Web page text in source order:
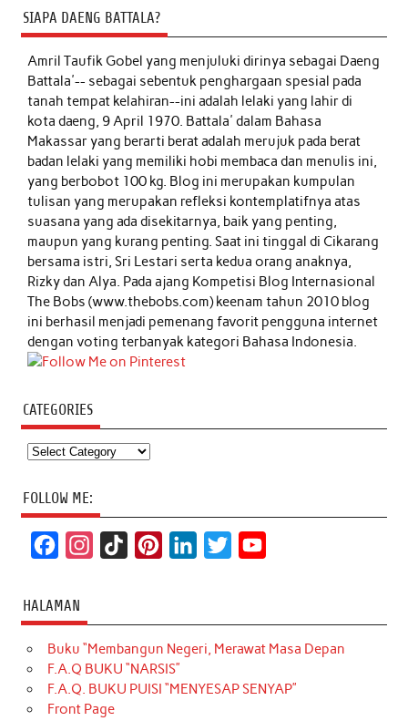
SIAPA DAENG BATTALA?
Amril Taufik Gobelyang menjuluki dirinya sebagai Daeng
Battala'-- sebagai sebentuk penghargaan spesial pada
tanah tempat kelahiran--ini adalah lelaki yang lahir di
kota daeng, 9 April 1970. Battala' dalam Bahasa
Makassar yang berarti berat adalah merujuk pada berat
badan lelaki yang memiliki hobi membaca dan menulis ini,
yang berbobot 100 kg. Blog ini merupakan kumpulan
tulisan yang merupakan refleksi kontemplatifnya atas
suasana yang ada disekitarnya, baik yang penting,
maupun yang kurang penting. Saat ini tinggal di Cikarang
bersama istri, Sri Lestari serta kedua orang anaknya,
Rizky dan Alya. Pada ajang Kompetisi Blog Internasional
The Bobs (www.thebobs.com) keenam tahun 2010 blog
ini berhasil menjadi pemenang favorit pengguna internet
dengan voting terbanyak kategori Bahasa Indonesia.
CATEGORIES
Categories
FOLLOW ME:
c
e
b
o
o
t
a
g
r
T
o
k
t
e
r
k
e
d
t
t
e
T
u
b
HALAMAN
Buku “Membangun Negeri, Merawat Masa Depan
F.A.Q BUKU “NARSIS”
F.A.Q. BUKU PUISI “MENYESAP SENYAP”
Front Page